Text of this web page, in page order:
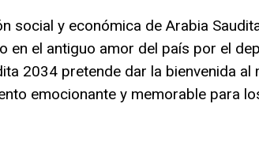
social y económica de Arabia
en el antiguo amor del país por el
2034 pretende dar la bienvenida al
emocionante y memorable para